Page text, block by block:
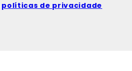
políticas de privacidade